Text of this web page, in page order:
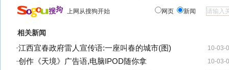
上网从搜狗开始 网页 新闻
相关新闻
10-03-
·江西宜春政府雷人宣传语:一座叫春的城市(图)
10-03-
·创作《天境》广告语,电脑IPOD随你拿